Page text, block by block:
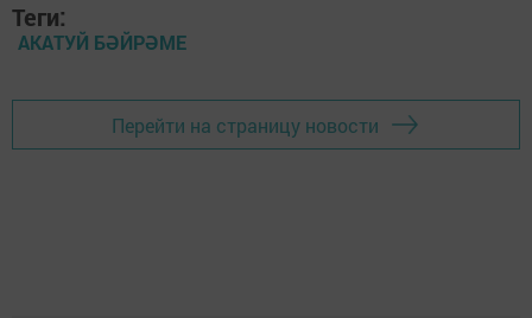
Теги:
АКАТУЙ БӘЙРӘМЕ
Перейти на страницу новости